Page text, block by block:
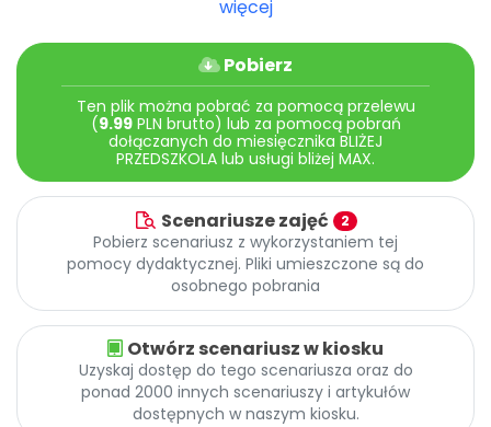
Archiwalne numerywięcej
Pobierz
Ten plik można pobrać za pomocą przelewu
(9.99PLN brutto) lub za pomocą pobrań
dołączanych do miesięcznika BLIŻEJ
PRZEDSZKOLA lub usługi bliżej MAX.
Scenariusze zajęć 2
Pobierz scenariusz z wykorzystaniem tej
pomocy dydaktycznej. Pliki umieszczone są do
osobnego pobrania
Otwórz scenariusz w kiosku
Uzyskaj dostęp do tego scenariusza oraz do
ponad 2000 innych scenariuszy i artykułów
dostępnych w naszym kiosku.